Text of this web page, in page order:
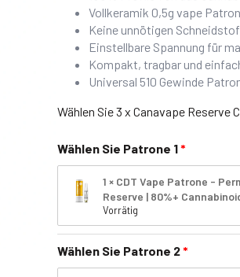
Vollkeramik 0,5g vape
Keine unnötigen
Einstellbare Spannung für
Kompakt, tragbar und
Universal 510 Gewinde
Wählen Sie 3 x Canavape Reserve
Wählen Sie Patrone 1
1 × CDT Vape Patrone -
Reserve | 80%+
Vorrätig
Wählen Sie Patrone 2